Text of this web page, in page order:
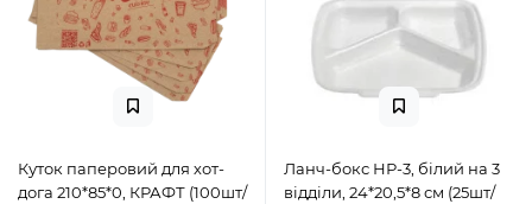
Куток паперовий для хот-
дога 210*85*0, КРАФТ (100шт/
Ланч-бокс НР-3, білий на 3
відділи, 24*20,5*8 см (25шт/